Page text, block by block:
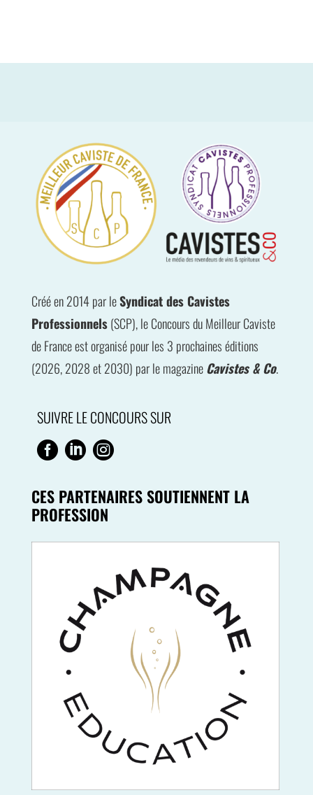
Créé en 2014 par leSyndicat des Cavistes
Professionnels(SCP), le Concours du Meilleur Caviste
de France est organisé pour les 3 prochaines éditions
(2026, 2028 et 2030) par le magazineCavistes & Co.
SUIVRE LE CONCOURS SUR
  
CES PARTENAIRES SOUTIENNENT LA
PROFESSION